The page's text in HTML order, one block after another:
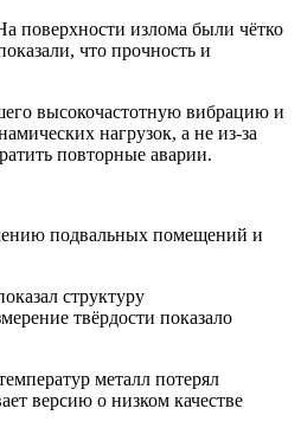
поверхности излома были чётко
что прочность и
высокочастотную вибрацию и
нагрузок, а не из-за
повторные аварии.
подвальных помещений и
структуру
твёрдости показало
металл потерял
версию о низком качестве